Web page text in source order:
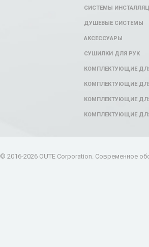
СИСТЕМЫ
ДУШЕВЫЕ СИСТЕМЫ
АКСЕССУАРЫ
СУШИЛКИ ДЛЯ РУК
КОМПЛЕКТУЮЩИЕ
КОМПЛЕКТУЮЩИЕ
КОМПЛЕКТУЮЩИЕ
КОМПЛЕКТУЮЩИЕ
© 2016-2026 OUTE Corporation. Современное